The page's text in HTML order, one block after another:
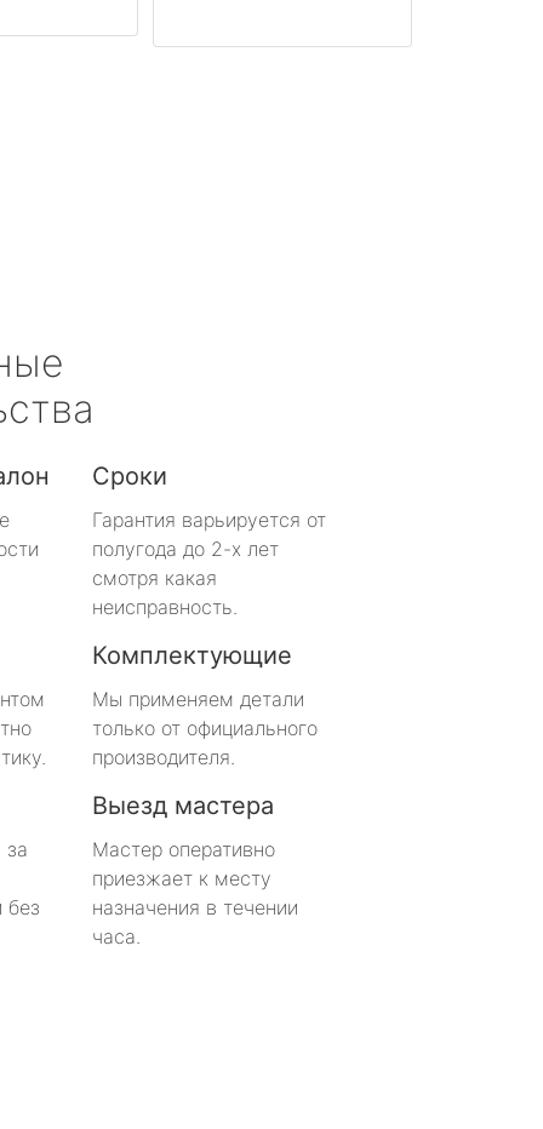
Сроки
Гарантия варьируется от
полугода до 2-х лет
смотря какая
неисправность.
Комплектующие
Мы применяем детали
только от официального
производителя.
за
без
Выезд мастера
Мастер оперативно
приезжает к месту
назначения в течении
часа.